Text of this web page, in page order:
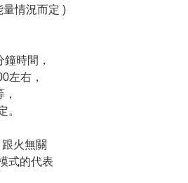
量情況而定 )
時間，
左右，
。
火無關
式的代表